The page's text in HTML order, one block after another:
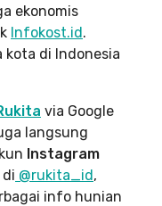
ekonomis
Infokost.id.
kota di Indonesia
via Google
langsung
Instagram
di @rukita_id,
info hunian